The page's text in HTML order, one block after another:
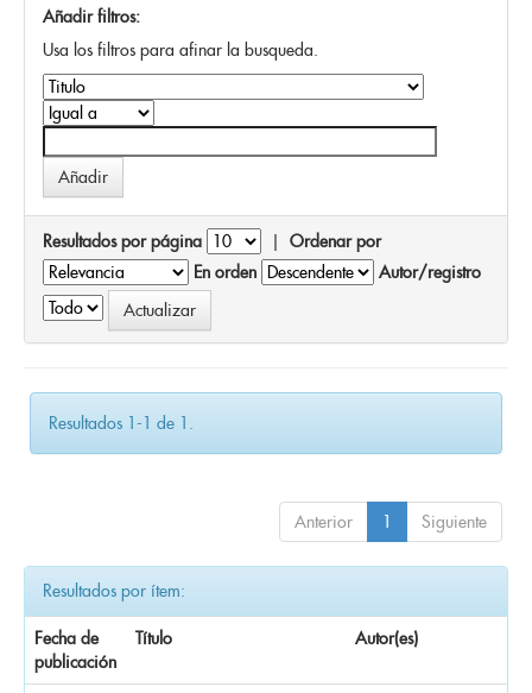
Añadir filtros:
Usa los filtros para afinar la busqueda.
Resultados por página | Ordenar por
En orden
Autor/registro
Resultados 1-1 de 1.
Anterior 1 Siguiente
Resultados por ítem:
Fecha de
publicación
Título Autor(es)